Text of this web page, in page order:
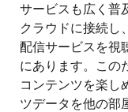
サービスも広く普
クラウドに接続し
配信サービスを視
にあります。この
コンテンツを楽し
ツデータを他の部